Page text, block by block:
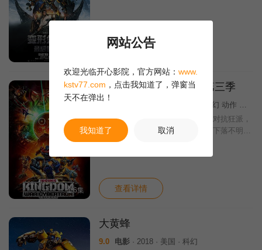
查看详情
全6集
变形金刚：赛博坦之战第三季
· 2021 · 美国 · 冒险 科幻 动作 欧美动漫
博派现在必须和极限动物并肩对抗狂派，
狂派则与掠食金刚联手，拼命找寻下落不明的
火种源。然而，黄金光碟却掌握在掠食金刚的
手中，这款难以捉摸的文物不仅跟密卡登切身
查看详情
大黄蜂
9.0 电影 · 2018 · 美国 · 科幻
网站公告
欢迎光临开心影院，官方网站： www.
kstv77.com ，点击我知道了，弹窗当
天不在弹出！
我知道了 取消